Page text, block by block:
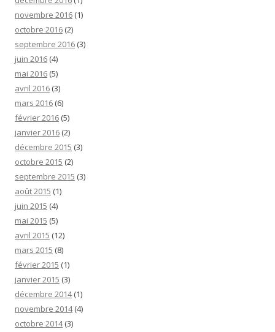
novembre 2016 (1)
octobre 2016 (2)
septembre 2016 (3)
juin 2016 (4)
mai 2016 (5)
avril 2016 (3)
mars 2016 (6)
février 2016 (5)
janvier 2016 (2)
décembre 2015 (3)
octobre 2015 (2)
septembre 2015 (3)
août 2015 (1)
juin 2015 (4)
mai 2015 (5)
avril 2015 (12)
mars 2015 (8)
février 2015 (1)
janvier 2015 (3)
décembre 2014(1)
novembre 2014(4)
octobre 2014(3)